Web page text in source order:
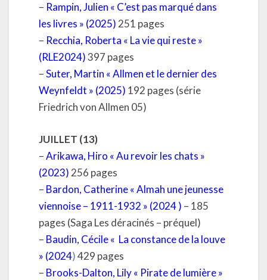
– Rampin, Julien « C’est pas marqué dans
les livres » (2025) 251 pages
– Recchia, Roberta « La vie qui reste »
(RLE2024)397 pages
–Suter, Martin « Allmen et le dernier des
Weynfeldt » (2025) 192 pages (série
Friedrich von Allmen 05)
JUILLET (13)
–Arikawa, Hiro « Au revoir les chats »
(2023) 256 pages
– Bardon, Catherine « Almah une jeunesse
viennoise – 1911-1932 » (2024 ) – 185
pages (Saga Les déracinés – préquel)
– Baudin, Cécile « La constance de la louve
» (2024)429 pages
– Brooks-Dalton, Lily « Pirate de lumière »